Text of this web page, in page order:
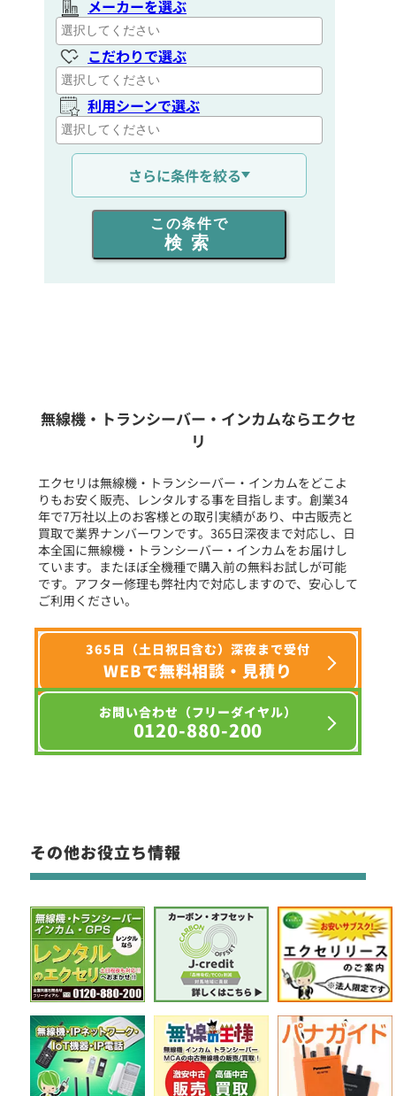
メーカーを選ぶ
こだわりで選ぶ
利用シーンで選ぶ
通信距離を選ぶ
出力を選ぶ
同時通話人数を選ぶ
フリーワード入力(製品名等)
選択条件をリセット
さらに条件を絞る
この条件で
検索
無線機・トランシーバー・インカムならエクセ
リ
エクセリは無線機・トランシーバー・インカムをどこよ
りもお安く販売、レンタルする事を目指します。創業34
年で7万社以上のお客様との取引実績があり、中古販売と
買取で業界ナンバーワンです。365日深夜まで対応し、日
本全国に無線機・トランシーバー・インカムをお届けし
ています。またほぼ全機種で購入前の無料お試しが可能
です。アフター修理も弊社内で対応しますので、安心して
ご利用ください。
365日（土日祝日含む）深夜まで受付
WEBで無料相談・見積り
お問い合わせ（フリーダイヤル）
0120-880-200
その他お役立ち情報